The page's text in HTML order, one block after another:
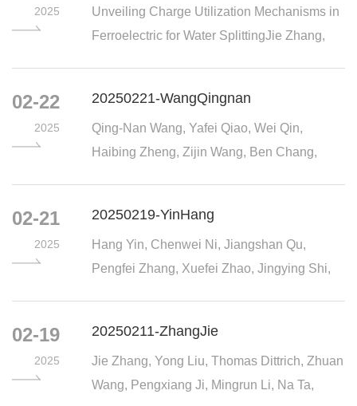
2025
​Unveiling Charge Utilization Mechanisms in
Ferroelectric for Water SplittingJie Zhang,
02-22
2025
20250221-WangQingnan
Qing-Nan Wang, Yafei Qiao, Wei Qin,
Haibing Zheng, Zijin Wang, Ben Chang,
02-21
2025
20250219-YinHang
Hang Yin, Chenwei Ni, Jiangshan Qu,
Pengfei Zhang, Xuefei Zhao, Jingying Shi,
02-19
2025
20250211-ZhangJie
Jie Zhang, Yong Liu, Thomas Dittrich, Zhuan
Wang, Pengxiang Ji, Mingrun Li, Na Ta,